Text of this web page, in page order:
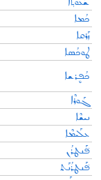
ܟܳܡܐ
ܙܰܪܩܐ
ܛܘܟܳܣܐ
ܟܳܦܷܪܫܐ
ܓܰܘܪܶܐ
ܢܝܫܶܐ
ܥܠܰܝܡܶܐ
ܦ݁ܰܢܛܪܳܢ
ܦܰ݁ܢܛܪܳܢܰܬ